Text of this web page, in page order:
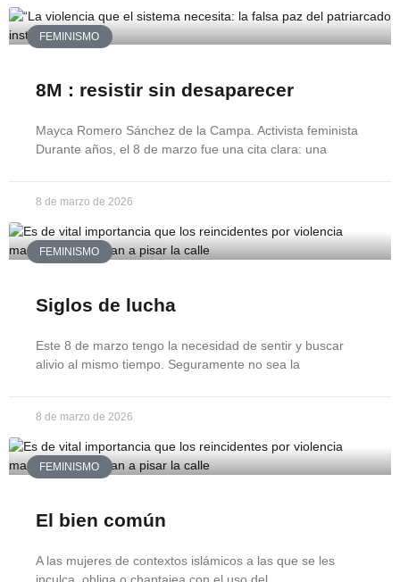
FEMINISMO
8M : resistir sin desaparecer
Mayca Romero Sánchez de la Campa. Activista feminista
Durante años, el 8 de marzo fue una cita clara: una
8 de marzo de 2026
FEMINISMO
Siglos de lucha
Este 8 de marzo tengo la necesidad de sentir y buscar
alivio al mismo tiempo. Seguramente no sea la
8 de marzo de 2026
FEMINISMO
El bien común
A las mujeres de contextos islámicos a las que se les
inculca, obliga o chantajea con el uso del